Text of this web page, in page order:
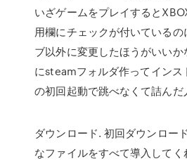
いざゲームをプレイすると
用欄にチェックが付いている
ブ以外に変更したほうがいい
にsteamフォルダ作ってインス
の初回起動で跳べなくて詰んだ
ダウンロード. 初回ダウンロー
なファイルをすべて導入して